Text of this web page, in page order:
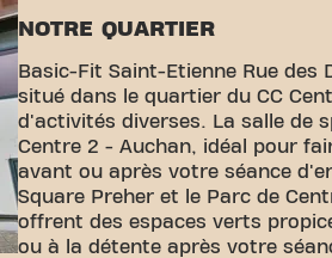
NOTRE QUARTIER
Basic-Fit Saint-Etienne Rue des
situé dans le quartier du CC
d'activités diverses. La salle de
Centre 2 - Auchan, idéal pour
avant ou après votre séance
Square Preher et le Parc de
offrent des espaces verts
ou à la détente après votre